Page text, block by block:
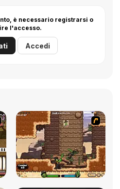
è necessario registrarsi o
l'accesso.
Accedi